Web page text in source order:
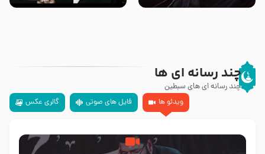
چند رسانه ای ها
چند رسانه ای های سبطین
ویدئو ها
فایل های صوتی گالری عکس